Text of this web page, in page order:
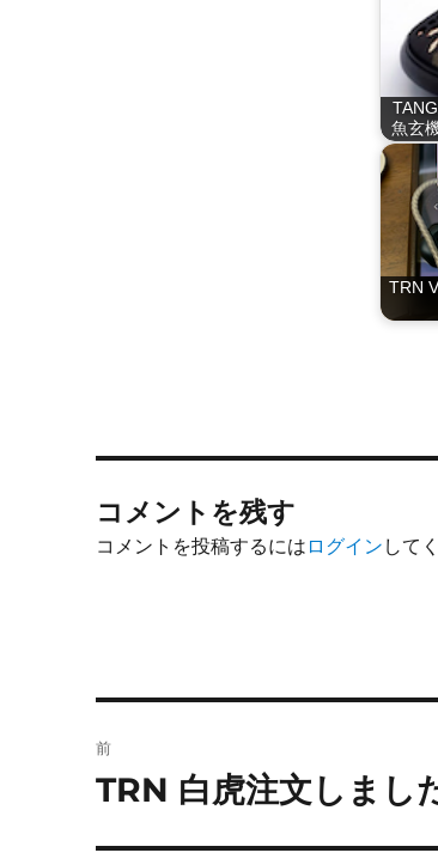
魚玄
TRN
コメントを残す
コメントを投稿するには ログイン して
稿
前
前
投
TRN 白虎注文しまし